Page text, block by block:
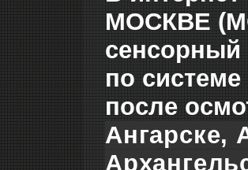
МОСКВЕ
сенсорный
по
после
Ангарске,